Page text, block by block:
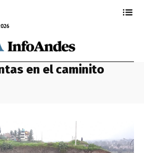
en el caminito